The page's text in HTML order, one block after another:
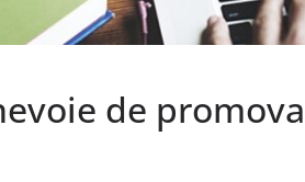
de
Care sunt avantajele
caselor din lemn?
aprilie 17, 2020 Chiroiu Mircea Ionut